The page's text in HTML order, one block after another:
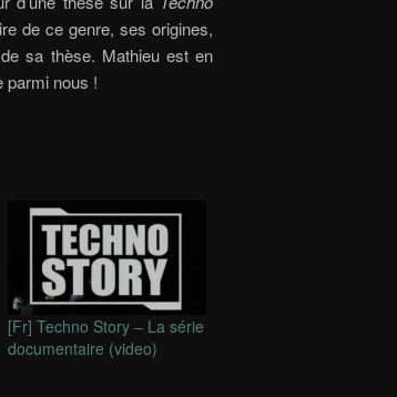
de ce genre, ses origines,
sa thèse. Mathieu est en
parmi nous !
[Fr] Techno Story – La série
documentaire (video)